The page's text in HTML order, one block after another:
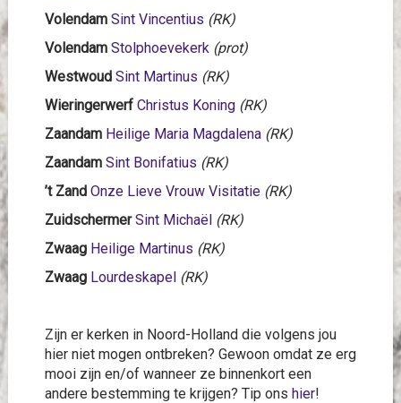
Volendam Sint Vincentius (RK)
Volendam Stolphoevekerk (prot)
Westwoud Sint Martinus (RK)
Wieringerwerf Christus Koning (RK)
Zaandam Heilige Maria Magdalena (RK)
Zaandam Sint Bonifatius (RK)
’t Zand Onze Lieve Vrouw Visitatie (RK)
Zuidschermer Sint Michaël (RK)
Zwaag Heilige Martinus (RK)
Zwaag Lourdeskapel(RK)
Zijn er kerken in Noord-Holland die volgens jou
hier niet mogen ontbreken? Gewoon omdat ze erg
mooi zijn en/of wanneer ze binnenkort een
andere bestemming te krijgen? Tip ons hier!